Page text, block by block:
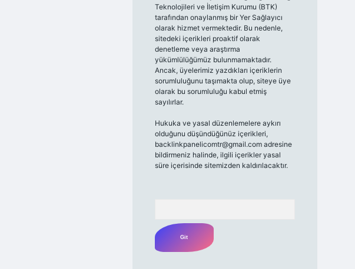
Teknolojileri ve İletişim Kurumu (BTK)
tarafından onaylanmış bir Yer Sağlayıcı
olarak hizmet vermektedir. Bu nedenle,
sitedeki içerikleri proaktif olarak
denetleme veya araştırma
yükümlülüğümüz bulunmamaktadır.
Ancak, üyelerimiz yazdıkları içeriklerin
sorumluluğunu taşımakta olup, siteye üye
olarak bu sorumluluğu kabul etmiş
sayılırlar.
Hukuka ve yasal düzenlemelere aykırı
olduğunu düşündüğünüz içerikleri,
backlinkpanelicomtr@gmail.comadresine
bildirmeniz halinde, ilgili içerikler yasal
süre içerisinde sitemizden kaldırılacaktır.